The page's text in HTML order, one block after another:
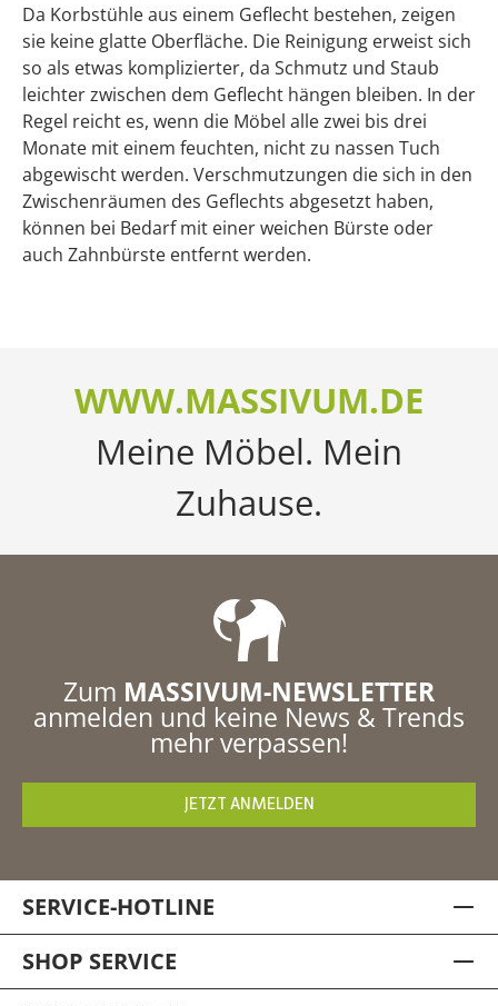
Da Korbstühle aus einem Geflecht bestehen, zeigen
sie keine glatte Oberfläche. Die Reinigung erweist sich
so als etwas komplizierter, da Schmutz und Staub
leichter zwischen dem Geflecht hängen bleiben. In der
Regel reicht es, wenn die Möbel alle zwei bis drei
Monate mit einem feuchten, nicht zu nassen Tuch
abgewischt werden. Verschmutzungen die sich in den
Zwischenräumen des Geflechts abgesetzt haben,
können bei Bedarf mit einer weichen Bürste oder
auch Zahnbürste entfernt werden.
WWW.MASSIVUM.DE
Meine Möbel. Mein
Zuhause.
Zum MASSIVUM-NEWSLETTER
anmelden und keine News & Trends
mehr verpassen!
JETZT ANMELDEN
SERVICE-HOTLINE
SHOP SERVICE